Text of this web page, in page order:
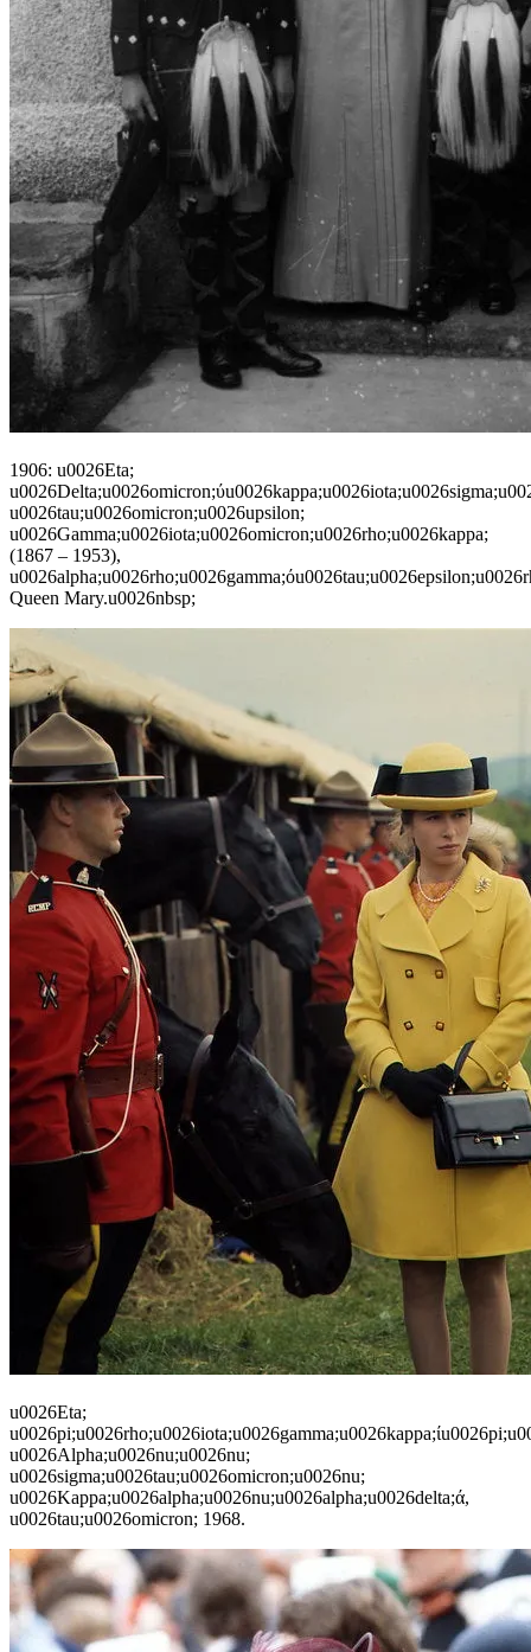
1906: u0026Eta;
u0026tau;u0026omicron;u0026upsilon;
u0026Gamma;u0026iota;u0026omicron;u0026rho;u0026kappa;
(1867 – 1953),
Queen Mary.u0026nbsp;
u0026Eta;
u0026Alpha;u0026nu;u0026nu;
u0026sigma;u0026tau;u0026omicron;u0026nu;
u0026Kappa;u0026alpha;u0026nu;u0026alpha;u0026delta;ά,
u0026tau;u0026omicron; 1968.